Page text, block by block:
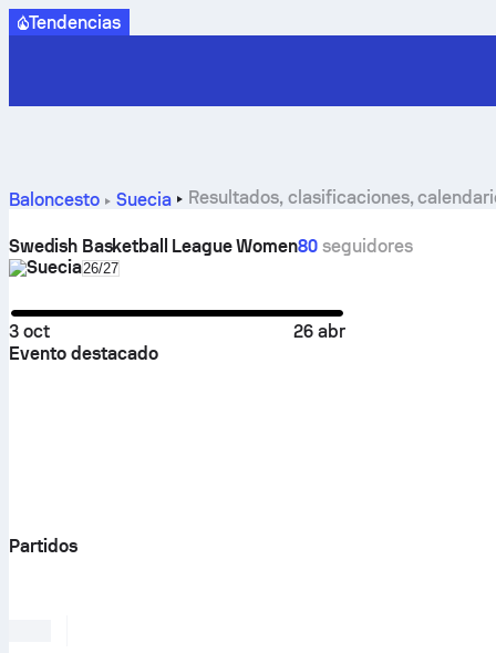
Tendencias
Baloncesto Suecia Resultados, clasificaciones,
Swedish Basketball League Women80seguidores
SueciaSelect season in unique tournament header
26/27
3 oct
26 abr
Evento destacado
Partidos